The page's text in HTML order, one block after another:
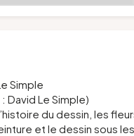
Simple
David Le Simple)
du dessin, les
et le dessin sous